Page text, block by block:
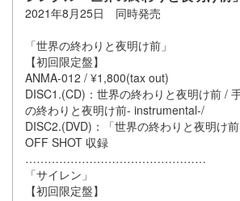
2021年8月25日 同時発売
「世界の終わりと夜明け前」
【初回限定盤】
ANMA-012 / ¥1,800(tax out)
DISC1.(CD)：世界の終わりと夜明け前 /
の終わりと夜明け前- instrumental-/
DISC2.(DVD)：「世界の終わりと夜明け
OFF SHOT 収録
…………………………………………
「サイレン」
【初回限定盤】